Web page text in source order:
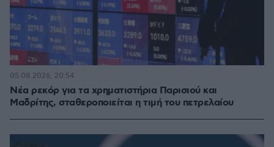
Νέα ρεκόρ για τα χρηματιστήρια Παρισιού και
Μαδρίτης, σταθεροποιείται η τιμή του πετρελαίου
05.08.2026, 20:54